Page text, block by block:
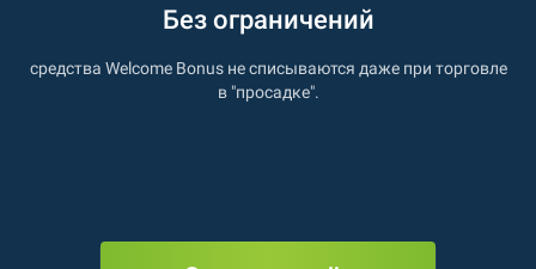
Без ограничений
средства Welcome Bonus не списываются даже при торговле
в "просадке".